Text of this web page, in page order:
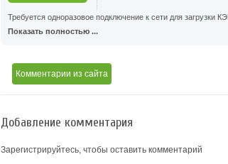
Требуется одноразовое подключение к сети для загрузки
Показать полностью ...
Комментарии из сайта
Добавление комментария
Зарегистрируйтесь, чтобы оставить комментарий